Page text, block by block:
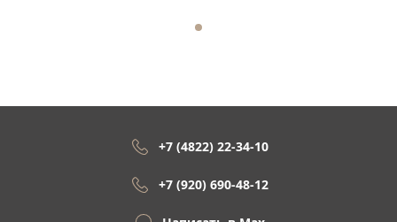
+7 (4822) 22-34-10
+7 (920) 690-48-12